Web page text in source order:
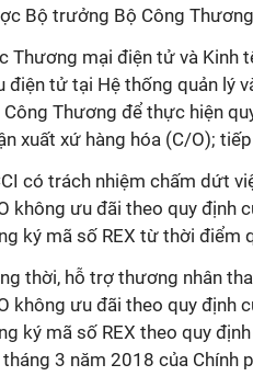
Bộ trưởng Bộ Công
Thương mại điện tử và Kinh
điện tử tại Hệ thống quản lý
Công Thương để thực hiện
xuất xứ hàng hóa (C/O);
có trách nhiệm chấm dứt
không ưu đãi theo quy định
ký mã số REX từ thời điểm
thời, hỗ trợ thương nhân
không ưu đãi theo quy định
ký mã số REX theo quy
3 năm 2018 của Chính